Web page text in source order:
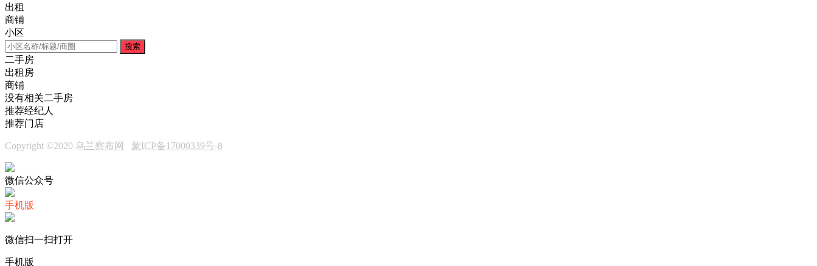
出租
商铺
小区
搜索
二手房
出租房
商铺
没有相关二手房
推荐经纪人
推荐门店
Copyright ©2020 乌兰察布网 蒙ICP备17000339号-8
微信公众号
手机版
微信扫一扫打开
手机版